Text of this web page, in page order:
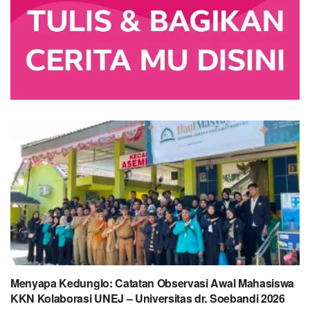
Menyapa Kedunglo: Catatan Observasi Awal Mahasiswa
KKN Kolaborasi UNEJ – Universitas dr. Soebandi 2026